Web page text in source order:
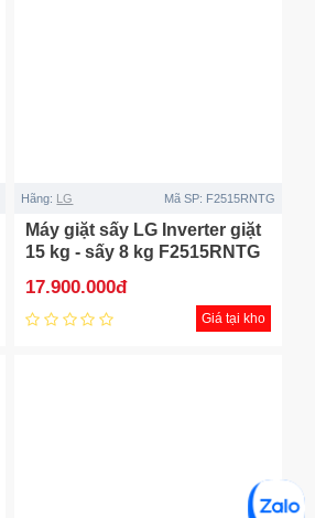
Hãng: LG Mã SP: F2515RNTG
Máy giặt sấy LG Inverter giặt
15 kg - sấy 8 kg F2515RNTG
17.900.000đ
Giá tại kho